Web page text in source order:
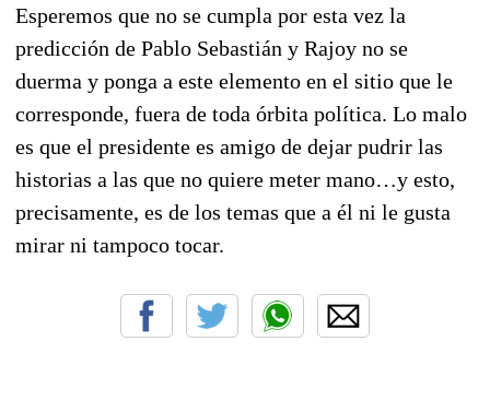
Esperemos que no se cumpla por esta vez la
predicción de Pablo Sebastián y Rajoy no se
duerma y ponga a este elemento en el sitio que le
corresponde, fuera de toda órbita política. Lo malo
es que el presidente es amigo de dejar pudrir las
historias a las que no quiere meter mano…y esto,
precisamente, es de los temas que a él ni le gusta
mirar ni tampoco tocar.